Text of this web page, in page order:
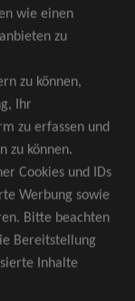
vergeben
verfügbar
für die
Und das
wie einen
zu
zu können,
Ihr
zu erfassen und
zu können.
Cookies und IDs
Werbung sowie
Bitte beachten
Bereitstellung
Inhalte